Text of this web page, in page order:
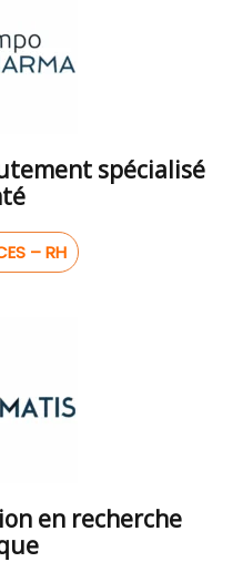
spécialisé
– RH
en recherche